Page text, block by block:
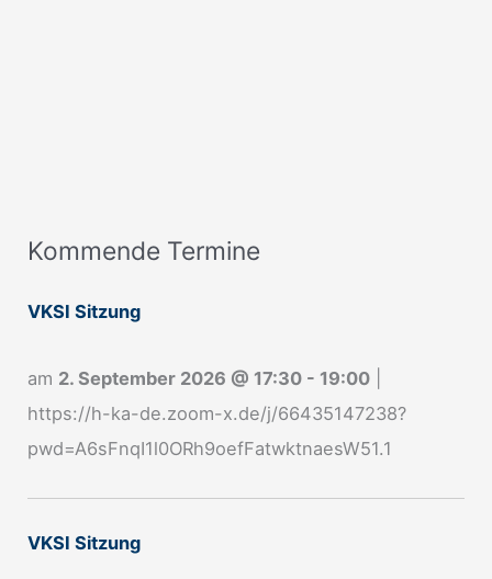
Kommende Termine
VKSI Sitzung
am 2. September 2026 @ 17:30 - 19:00
https://h-ka-de.zoom-x.de/j/66435147238?
pwd=A6sFnqI1l0ORh9oefFatwktnaesW51.1
VKSI Sitzung
A
m
l
d
u
n